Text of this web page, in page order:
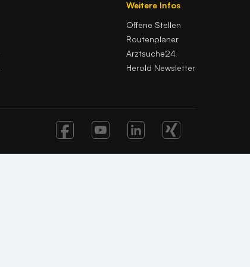
Weitere Infos
Offene Stellen
Routenplaner
Arztsuche24
Herold Newsletter